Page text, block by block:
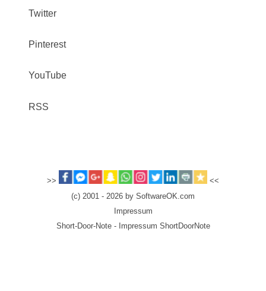
Twitter
Pinterest
YouTube
RSS
>>
<<
(c) 2001 - 2026 by SoftwareOK.com
Impressum
Short-Door-Note - Impressum ShortDoorNote